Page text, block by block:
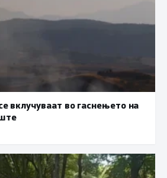
вклучуваат во гаснењето на